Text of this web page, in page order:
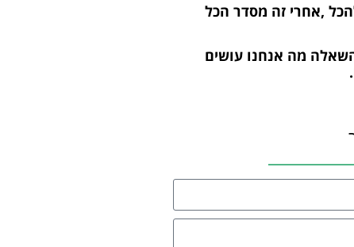
,אחרי זה מסדר הכל
מה אנחנו עושים